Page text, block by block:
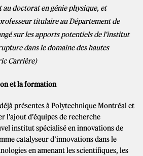
doctorat en génie physique, et
titulaire au Département de
sur les apports potentiels de l'institut
dans le domaine des hautes
Carrière)
et la formation
présentes à Polytechnique Montréal et
l’ajout d’équipes de recherche
institut spécialisé en innovations de
catalyseur d’innovations dans le
en amenant les scientifiques, les